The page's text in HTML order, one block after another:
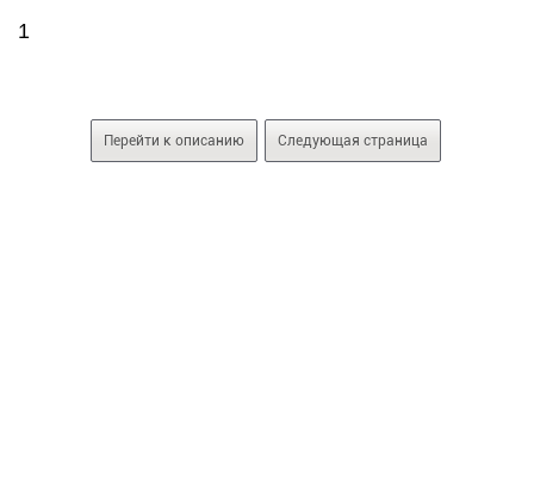
1
Перейти к описанию Следующая страница